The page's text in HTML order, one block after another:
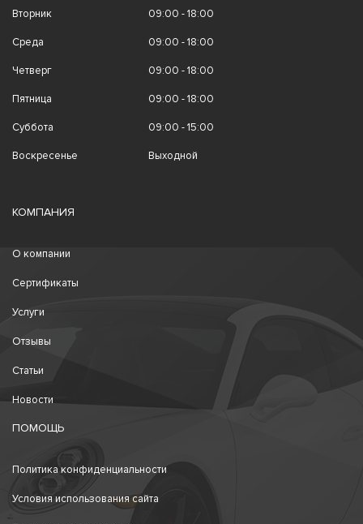
Вторник 09:00 - 18:00
Среда 09:00 - 18:00
Четверг 09:00 - 18:00
Пятница 09:00 - 18:00
Суббота 09:00 - 15:00
Воскресенье Выходной
КОМПАНИЯ
О компании
Сертификаты
Услуги
Отзывы
Статьи
Новости
ПОМОЩЬ
Политика конфиденциальности
Условия использования сайта